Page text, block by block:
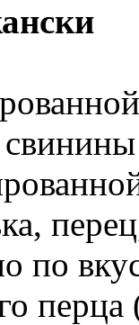
по
перца